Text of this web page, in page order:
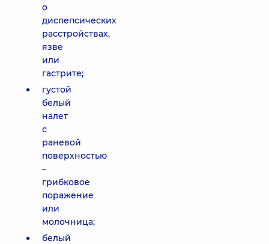
о
диспепсических
расстройствах,
язве
или
гастрите;
густой
белый
налет
с
раневой
поверхностью
–
грибковое
поражение
или
молочница;
белый